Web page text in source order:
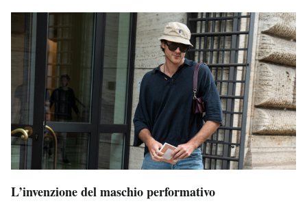
L’invenzione del maschio performativo